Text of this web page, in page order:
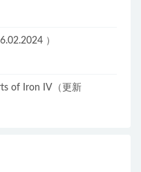
）
of Iron IV（更新